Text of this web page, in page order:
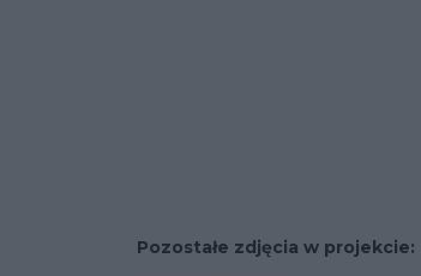
Pozostałe zdjęcia w projekcie: